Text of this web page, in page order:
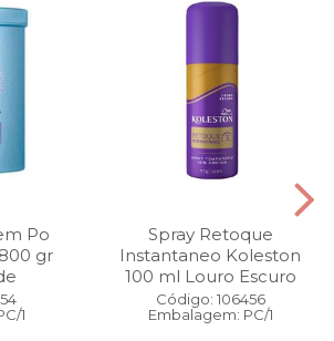
Po
gr
1
Spray Retoque
Instantaneo Koleston
100 ml Louro Escuro
Código: 106456
Embalagem: PC/1